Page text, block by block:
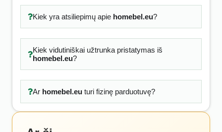
Kiek yra atsiliepimų apie homebel.eu?
Kiek vidutiniškai užtrunka pristatymas iš
homebel.eu?
Ar homebel.euturi fizinę parduotuvę?